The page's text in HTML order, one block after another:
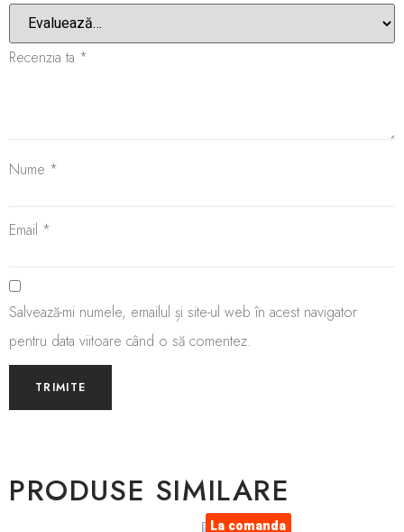
Recenzia ta *
Nume *
Email *
Salvează-mi numele, emailul și site-ul web în acest navigator
pentru data viitoare când o să comentez.
PRODUSE SIMILARE
La comanda